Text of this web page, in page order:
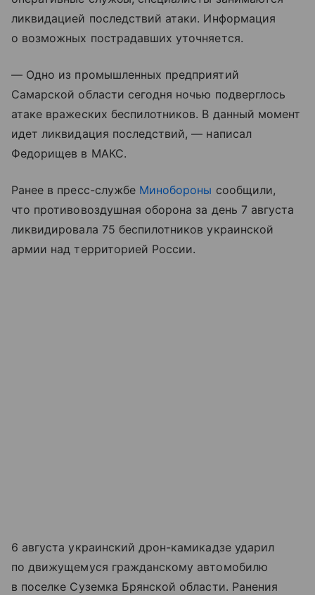
ликвидацией последствий атаки. Информация
о возможных пострадавших уточняется.
— Одно из промышленных предприятий
Самарской области сегодня ночью подверглось
атаке вражеских беспилотников. В данный момент
идет ликвидация последствий, — написал
Федорищев в МАКС.
Ранее в пресс-службе Минобороны сообщили,
что противовоздушная оборона за день 7 августа
ликвидировала 75 беспилотников украинской
армии над территорией России.
6 августа украинский дрон-камикадзе ударил
по движущемуся гражданскому автомобилю
в поселке Суземка Брянской области. Ранения